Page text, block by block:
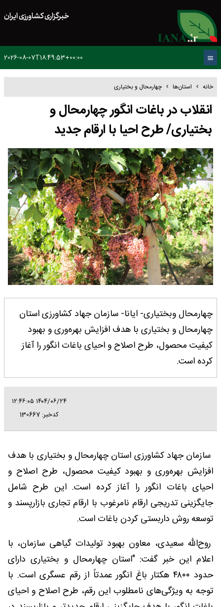
خبرگزاری کشاورزی ایران
2026-08-07T18:49:53+00:00
خانه استان‌ها چهارمحال و بختیاری
انقلاب در باغات انگور چهارمحال و
بختیاری/ طرح احیا با ارقام جدید
چهارمحال وبختیاری- ایانا- سازمان جهاد کشاورزی استان
چهارمحال و بختیاری با هدف افزایش بهره‌وری و بهبود
کیفیت محصول، طرح اصلاح و احیای باغات انگور را آغاز
کرده است.
۱۴۰۴/۰۶/۲۴ ۱۲:۴۶:۰۵
کدخبر: 130667
سازمان جهاد کشاورزی استان چهارمحال و بختیاری با هدف
افزایش بهره‌وری و بهبود کیفیت محصول، طرح اصلاح و
احیای باغات انگور را آغاز کرده است. این طرح شامل
جایگزینی تدریجی ارقام نامرغوب با ارقام تجاری بازارپسند و
توسعه روش داربستی کردن باغات است.
روح‌الله سعیدی، معاون بهبود تولیدات گیاهی سازمان، با
اعلام این خبر گفت: "استان چهارمحال و بختیاری دارای
حدود ۴۸۰۰ هکتار باغ انگور عمدتاً از رقم عسگری است. با
توجه به ویژگی‌های نامطلوب این رقم، طرح اصلاح و احیای